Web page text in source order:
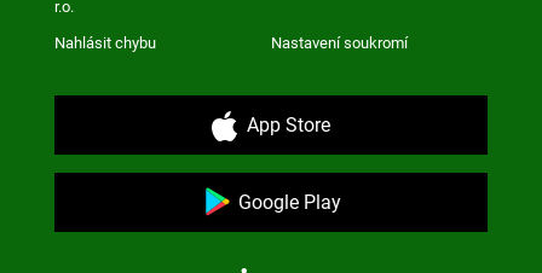
r.o.
Nahlásit chybu Nastavení soukromí
App Store
Google Play